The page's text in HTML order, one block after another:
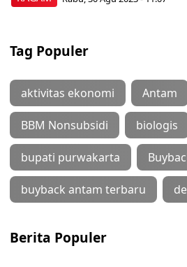
Tag Populer
aktivitas ekonomi Antam
BBM Nonsubsidi biologis
bupati purwakarta
buyback antam terbaru
Berita Populer